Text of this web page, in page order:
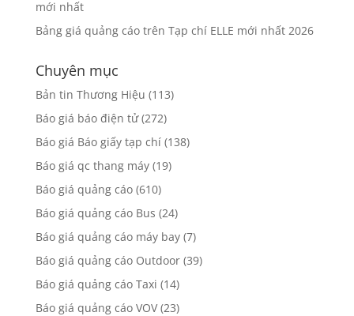
mới nhất
Bảng giá quảng cáo trên Tạp chí ELLE mới nhất 2026
Chuyên mục
Bản tin Thương Hiệu (113)
Báo giá báo điện tử(272)
Báo giá Báo giấy tạp chí(138)
Báo giá qc thang máy(19)
Báo giá quảng cáo(610)
Báo giá quảng cáo Bus (24)
Báo giá quảng cáo máy bay(7)
Báo giá quảng cáo Outdoor(39)
Báo giá quảng cáo Taxi (14)
Báo giá quảng cáo VOV(23)